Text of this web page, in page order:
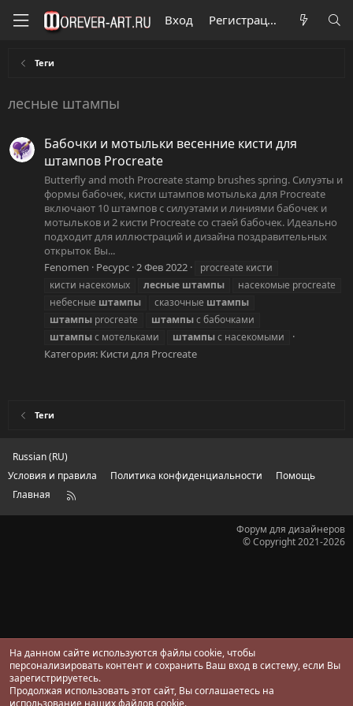
Вход Регистрация
Теги
лесные штампы
Бабочки и мотыльки весенние кисти для
штампов Procreate
Butterfly and moth Procreate stamp brushes spring. Силуэты и
формы бабочек, кисти штампов мотылька для Procreate
включают 10 штампов с силуэтами и линиями бабочек и
мотыльков и 2 кисти Procreate со стаей бабочек. Идеально
подходит для иллюстраций и дизайна поздравительных
открыток Вы...
Fenomen
Ресурс 2 Фев 2022
procreate кисти
кисти насекомых
лесные штампы
насекомые procreate
небесные штампы сказочные штампы
штампы procreate штампыс бабочками
штампыс мотельками штампыс насекомыми
Категория: Кисти для Procreate
Теги
Russian (RU)
Условия и правила
Политика конфиденциальности
Помощь
Главная
R
Форум для дизайнеров
© Copyright 2021-2026
На данном сайте используются файлы cookie, чтобы
персонализировать контент и сохранить Ваш вход в систему, если Вы
зарегистрируетесь.
Продолжая использовать этот сайт, Вы соглашаетесь на
использование наших файлов cookie.